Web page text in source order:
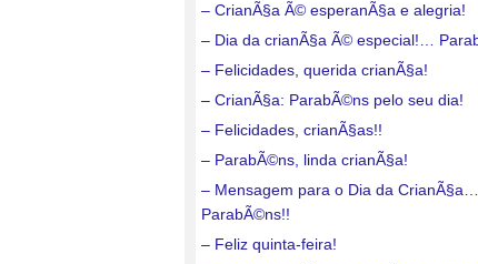
– CrianÃ§a Ã© esperanÃ§a e alegria!
– Dia da crianÃ§a Ã© especial!…
– Felicidades, querida crianÃ§a!
– CrianÃ§a: ParabÃ©ns pelo seu dia!
– Felicidades, crianÃ§as!!
– ParabÃ©ns, linda crianÃ§a!
– Mensagem para o Dia da CrianÃ§a…
ParabÃ©ns!!
– Feliz quinta-feira!